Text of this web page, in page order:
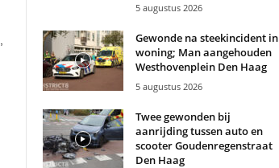
5 augustus 2026
Gewonde na steekincident in
woning; Man aangehouden
Westhovenplein Den Haag
5 augustus 2026
Twee gewonden bij
aanrijding tussen auto en
scooter Goudenregenstraat
Den Haag